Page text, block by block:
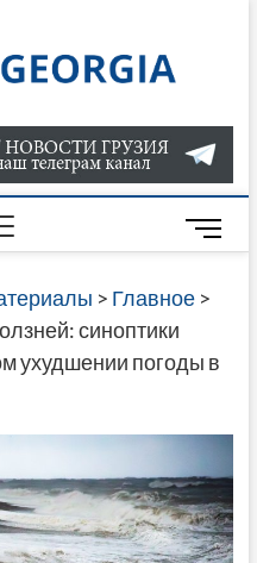
О
В
ГРУЗИИ
САЙТЕ
M
e
n
B
t
o
n
> Главное>
синоптики
ухудшении погоды в